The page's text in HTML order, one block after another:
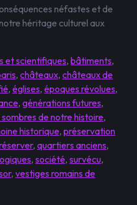
néfastes et de
héritage culturel aux
et scientifiques, bâtiments,
, châteaux, châteaux de
, églises, époques révolues,
, générations futures,
de notre histoire,
historique, préservation
, quartiers anciens,
, société, survécu,
, vestiges romains de